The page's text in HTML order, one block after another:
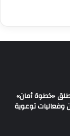
«خطوة أمان»
وفعاليات توعوية